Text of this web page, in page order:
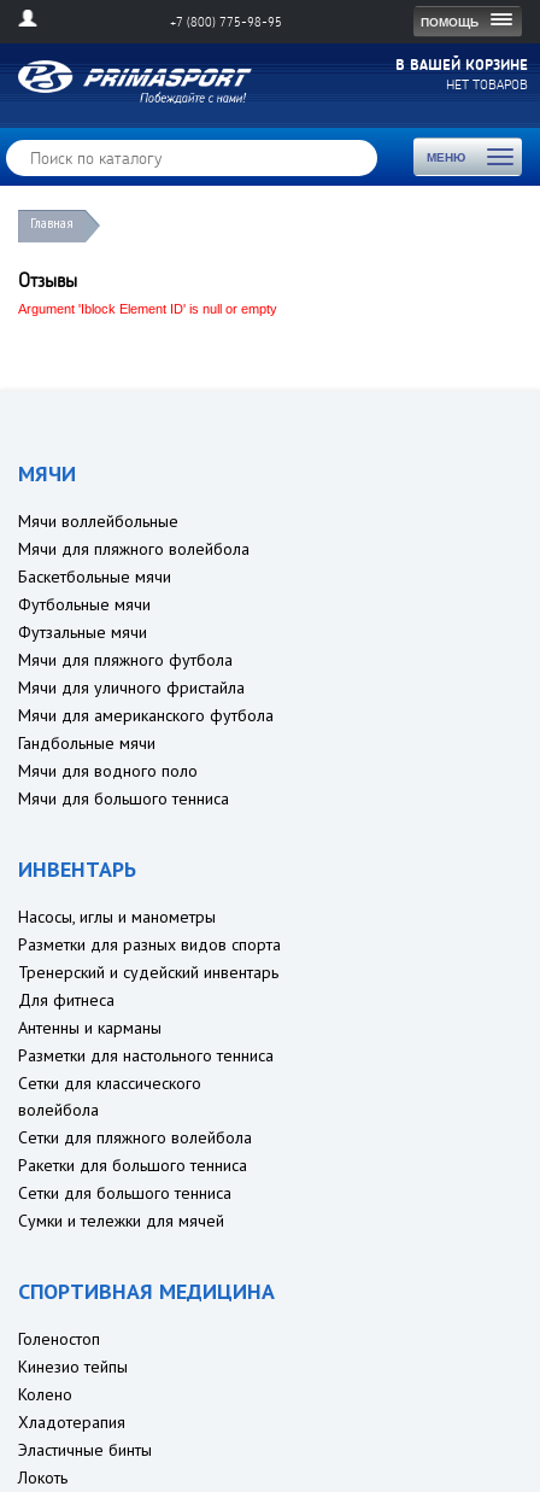
ПОМОЩЬ
+7 (800) 775-98-95
В ВАШЕЙ КОРЗИНЕ
НЕТ ТОВАРОВ
МЕНЮ
Toggle
Главная
Отзывы
Argument 'Iblock Element ID' is null or empty
МЯЧИ
Мячи воллейбольные
Мячи для пляжного волейбола
Баскетбольные мячи
Футбольные мячи
Футзальные мячи
Мячи для пляжного футбола
Мячи для уличного фристайла
Мячи для американского футбола
Гандбольные мячи
Мячи для водного поло
Мячи для большого тенниса
ИНВЕНТАРЬ
Насосы, иглы и манометры
Разметки для разных видов спорта
Тренерский и судейский инвентарь
Для фитнеса
Антенны и карманы
Разметки для настольного тенниса
Сетки для классического
волейбола
Сетки для пляжного волейбола
Ракетки для большого тенниса
Сетки для большого тенниса
Сумки и тележки для мячей
СПОРТИВНАЯ МЕДИЦИНА
Голеностоп
Кинезио тейпы
Колено
Хладотерапия
Эластичные бинты
Локоть